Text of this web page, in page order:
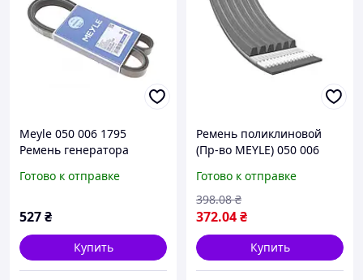
Meyle 050 006 1795
Ремень генератора
Jeep Wrangler I, Grand
Готово к отправке
527₴
Купить
Ремень поликлиновой
(Пр-во MEYLE) 050 006
Готово к отправке
372.04₴
398.08 ₴
Купить